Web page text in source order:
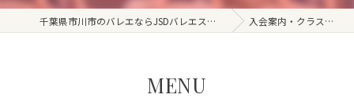
千葉県市川市のバレエならJSDバレエスクール 入会案内・クラス説明
MENU